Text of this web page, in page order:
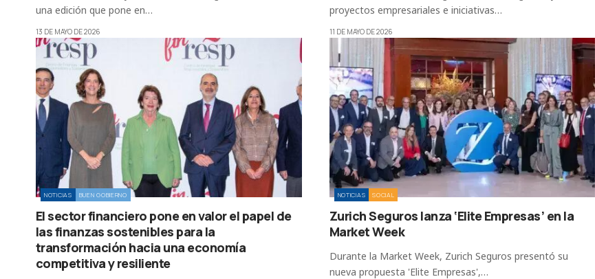
una edición que pone en…
13 DE MAYO DE 2026
proyectos empresariales e iniciativas…
11 DE MAYO DE 2026
NOTICIAS BUEN GOBIERNO
El sector financiero pone en valor el papel de
las finanzas sostenibles para la
transformación hacia una economía
competitiva y resiliente
NOTICIAS SOCIAL
Zurich Seguros lanza ‘Elite Empresas’ en la
Market Week
Durante la Market Week, Zurich Seguros presentó su
nueva propuesta 'Elite Empresas',…